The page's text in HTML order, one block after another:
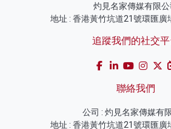
灼見名家傳媒有限公
地址 : 香港黃竹坑道21號環匯廣
追蹤我們的社交平
聯絡我們
公司 : 灼見名家傳媒有
地址 : 香港黃竹坑道21號環匯廣